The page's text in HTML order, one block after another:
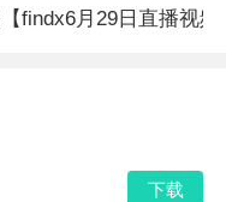
findx6月29日直播视频
下载